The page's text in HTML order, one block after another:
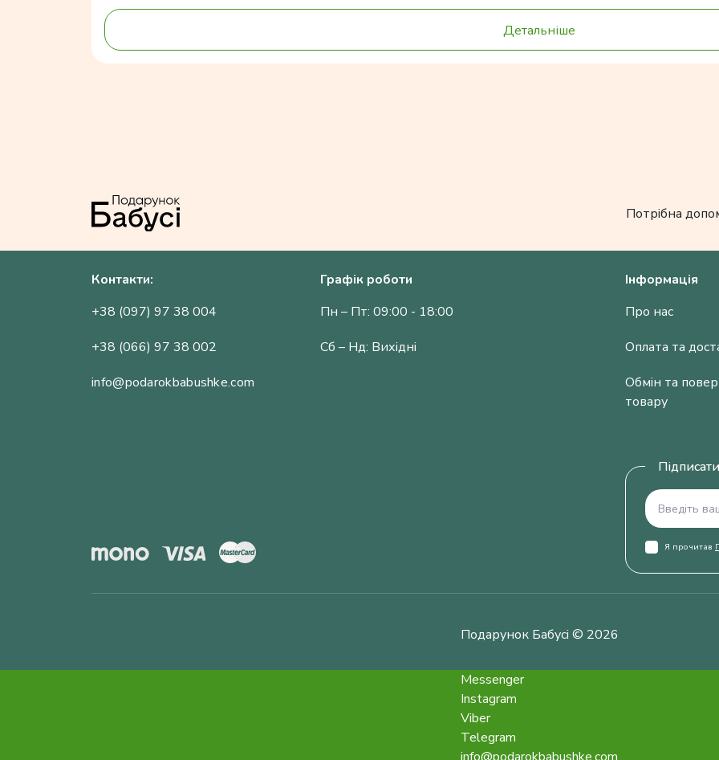
Детальніше
Потрібна
Контакти:
+38 (097) 97 38 004
+38 (066) 97 38 002
info@podarokbabushke.com
Графік роботи
Пн – Пт: 09:00 - 18:00
Сб – Нд: Вихідні
Інформація
Про нас
Оплата та
Обмін та
товару
Я прочитав
Подарунок Бабусі © 2026
Messenger
Instagram
Viber
Telegram